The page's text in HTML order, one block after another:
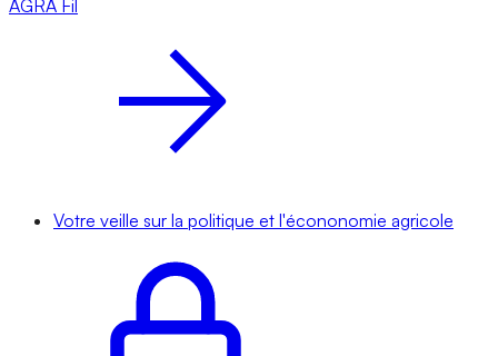
AGRA Fil
Votre veille sur la politique et l'écononomie agricole